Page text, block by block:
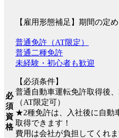
【雇用形態補足】期間の定
必
須
資
格
普通免許（AT限定）
普通二種免許
未経験・初心者も歓迎
【必須条件】
普通自動車運転免許取得後
（AT限定可）
★2種免許は、入社後に自動
取得できます！
費用は会社が負担してくれ